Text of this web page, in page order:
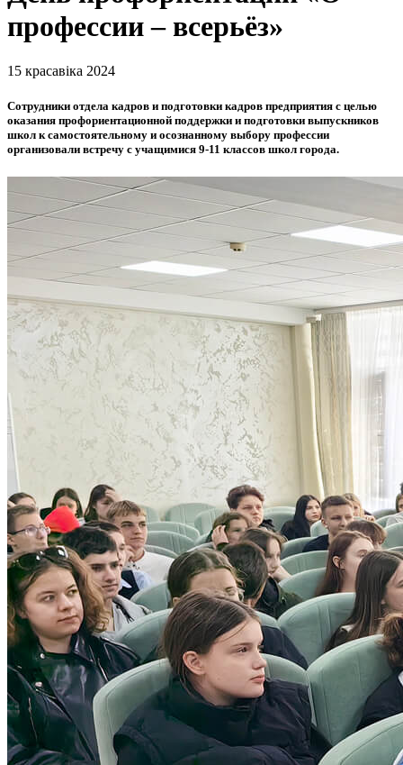
профессии – всерьёз»
15 красавіка 2024
Сотрудники отдела кадров и подготовки кадров предприятия с целью
оказания профориентационной поддержки и подготовки выпускников
школ к самостоятельному и осознанному выбору профессии
организовали встречу с учащимися 9-11 классов школ города.